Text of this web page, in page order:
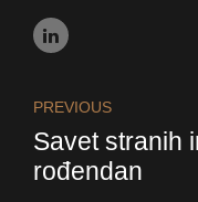
PREVIOUS
Savet stranih
rođendan